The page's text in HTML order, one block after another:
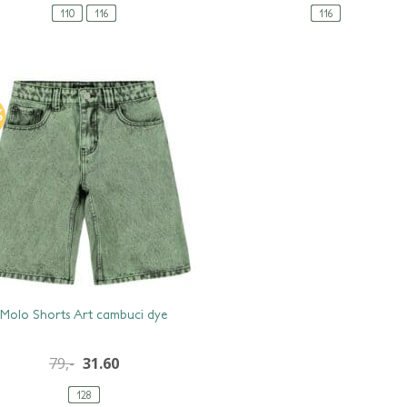
110 116 116
128
Molo Shorts Art cambuci dye
79,- 31.60